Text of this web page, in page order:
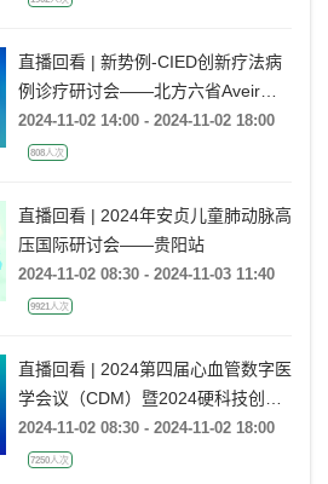
直播回看 | 新势例-CIED创新疗法病
例诊疗研讨会——北方六省Aveir™
无导线起搏技术新进展专场
2024-11-02 14:00 - 2024-11-02 18:00
808人次
直播回看 | 2024年安贞儿童肺动脉高
压国际研讨会——贵阳站
2024-11-02 08:30 - 2024-11-03 11:40
9921人次
直播回看 | 2024第四届心血管数字医
学会议（CDM）暨2024硬科技创新
大会心血管分论坛
2024-11-02 08:30 - 2024-11-02 18:00
7250人次